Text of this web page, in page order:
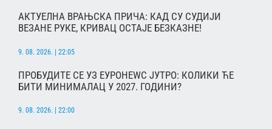
АКТУЕЛНА ВРАЊСКА ПРИЧА: КАД СУ СУДИЈИ
ВЕЗАНЕ РУКЕ, КРИВАЦ ОСТАЈЕ БЕЗКАЗНЕ!
9. 08. 2026. | 22:05
ПРОБУДИТЕ СЕ УЗ ЕУРОНЕWС ЈУТРО: КОЛИКИ ЋЕ
БИТИ МИНИМАЛАЦ У 2027. ГОДИНИ?
9. 08. 2026. | 22:00